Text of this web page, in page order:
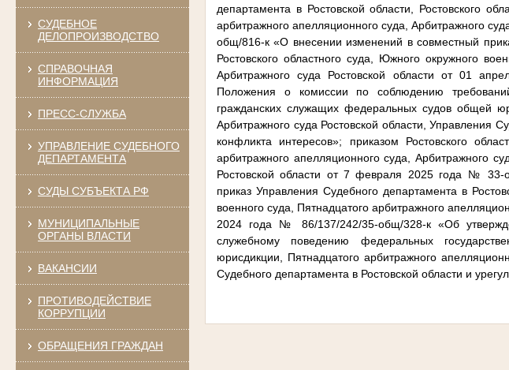
СУДЕБНОЕ
ДЕЛОПРОИЗВОДСТВО
СПРАВОЧНАЯ
ИНФОРМАЦИЯ
ПРЕСС-СЛУЖБА
УПРАВЛЕНИЕ СУДЕБНОГО
ДЕПАРТАМЕНТА
СУДЫ СУБЪЕКТА РФ
МУНИЦИПАЛЬНЫЕ
ОРГАНЫ ВЛАСТИ
ВАКАНСИИ
ПРОТИВОДЕЙСТВИЕ
КОРРУПЦИИ
ОБРАЩЕНИЯ ГРАЖДАН
департамента в Ростовской области, Ростовского
арбитражного апелляционного суда, Арбитражного
общ/816-к «О внесении изменений в совместный
Ростовского областного суда, Южного окружного
Арбитражного суда Ростовской области от 01
Положения о комиссии по соблюдению
гражданских служащих федеральных судов общей
Арбитражного суда Ростовской области, Управления
конфликта интересов»; приказом Ростовского
арбитражного апелляционного суда, Арбитражного
Ростовской области от 7 февраля 2025 года № 33-
приказ Управления Судебного департамента в
военного суда, Пятнадцатого арбитражного
2024 года № 86/137/242/35-общ/328-к «Об
служебному поведению федеральных
юрисдикции, Пятнадцатого арбитражного
Судебного департамента в Ростовской области и